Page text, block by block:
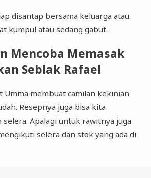
disantap bersama keluarga atau
kumpul atau sedang gabut.
Mencoba Memasak
Seblak Rafael
Umma membuat camilan kekinian
Resepnya juga bisa kita
selera. Apalagi untuk rawitnya juga
selera dan stok yang ada di